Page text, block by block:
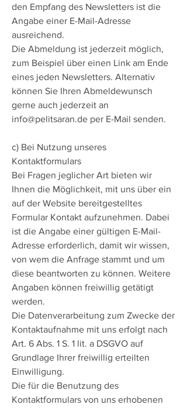
den Empfang des Newsletters ist die
Angabe einer E-Mail-Adresse
ausreichend.
Die Abmeldung ist jederzeit möglich,
zum Beispiel über einen Link am Ende
eines jeden Newsletters. Alternativ
können Sie Ihren Abmeldewunsch
gerne auch jederzeit an
info@pelitsaran.de per E-Mail senden.
c) Bei Nutzung unseres
Kontaktformulars
Bei Fragen jeglicher Art bieten wir
Ihnen die Möglichkeit, mit uns über ein
auf der Website bereitgestelltes
Formular Kontakt aufzunehmen. Dabei
ist die Angabe einer gültigen E-Mail-
Adresse erforderlich, damit wir wissen,
von wem die Anfrage stammt und um
diese beantworten zu können. Weitere
Angaben können freiwillig getätigt
werden.
Die Datenverarbeitung zum Zwecke der
Kontaktaufnahme mit uns erfolgt nach
Art. 6 Abs. 1 S. 1 lit. a DSGVO auf
Grundlage Ihrer freiwillig erteilten
Einwilligung.
Die für die Benutzung des
Kontaktformulars von uns erhobenen